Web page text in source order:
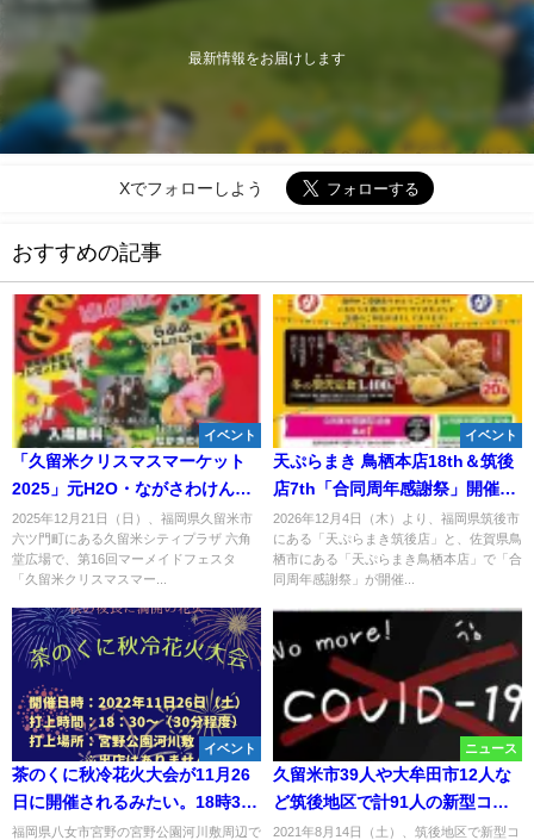
最新情報をお届けします
Xでフォローしよう
おすすめの記事
イベント
「久留米クリスマスマーケット
2025」元H2O・ながさわけんじ
さんが特別出演！らぶぶ争奪じ
ゃんけん大会も
2025年12月21日（日）、福岡県久留米市
六ツ門町にある久留米シティプラザ 六角
堂広場で、第16回マーメイドフェスタ
「久留米クリスマスマー...
イベント
天ぷらまき 鳥栖本店18th＆筑後
店7th「合同周年感謝祭」開催
中！
2026年12月4日（木）より、福岡県筑後市
にある「天ぷらまき筑後店」と、佐賀県鳥
栖市にある「天ぷらまき鳥栖本店」で「合
同周年感謝祭」が開催...
イベント
茶のくに秋冷花火大会が11月26
日に開催されるみたい。18時30
分より2千発打ち上げ（八女市）
福岡県八女市宮野の宮野公園河川敷周辺で
ニュース
久留米市39人や大牟田市12人な
ど筑後地区で計91人の新型コロ
ナ感染者 県内890人【8月14
2021年8月14日（土）、筑後地区で新型コ